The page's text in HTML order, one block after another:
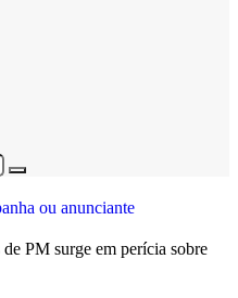
Procurar
PM surge em perícia sobre